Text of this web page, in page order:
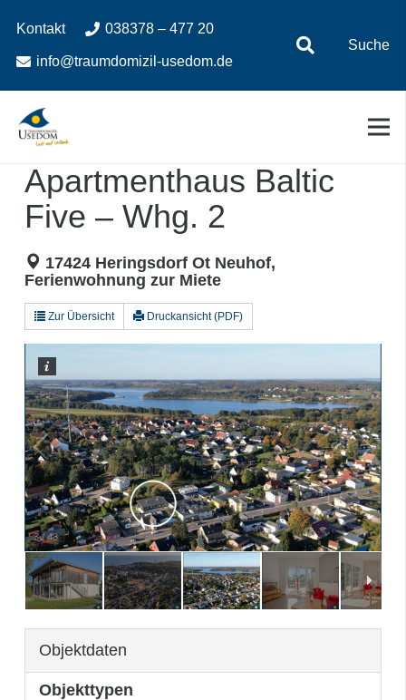
Inhalt
springen
Navigation
springen
Kontakt 038378 – 477 20
info@traumdomizil-usedom.de
Suche
Apartmenthaus Baltic
Five – Whg. 2
17424 Heringsdorf Ot Neuhof,
Ferienwohnung zur Miete
Zur Übersicht Druckansicht (PDF)
3/43
Objektdaten
Objekttypen